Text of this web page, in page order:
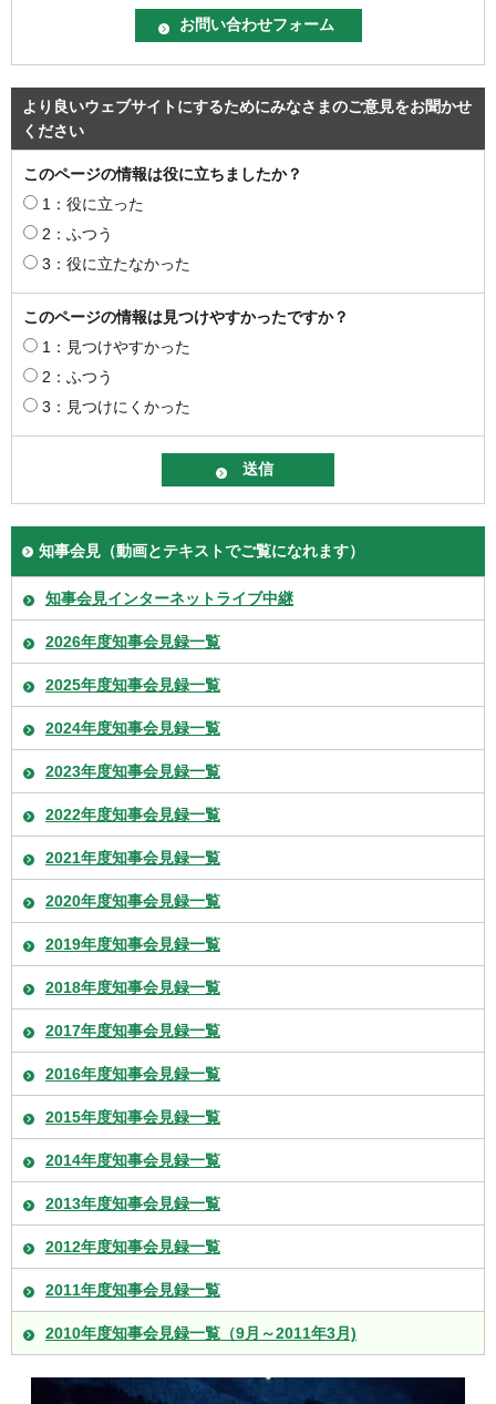
より良いウェブサイトにするためにみなさまのご意見をお聞かせ
ください
このページの情報は役に立ちましたか？
1：役に立った
2：ふつう
3：役に立たなかった
このページの情報は見つけやすかったですか？
1：見つけやすかった
2：ふつう
3：見つけにくかった
知事会見（動画とテキストでご覧になれます）
知事会見インターネットライブ中継
2026年度知事会見録一覧
2025年度知事会見録一覧
2024年度知事会見録一覧
2023年度知事会見録一覧
2022年度知事会見録一覧
2021年度知事会見録一覧
2020年度知事会見録一覧
2019年度知事会見録一覧
2018年度知事会見録一覧
2017年度知事会見録一覧
2016年度知事会見録一覧
2015年度知事会見録一覧
2014年度知事会見録一覧
2013年度知事会見録一覧
2012年度知事会見録一覧
2011年度知事会見録一覧
2010年度知事会見録一覧（9月～2011年3月)